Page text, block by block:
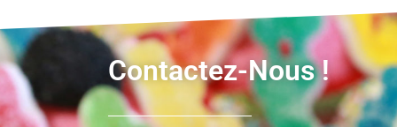
Contactez-Nous !